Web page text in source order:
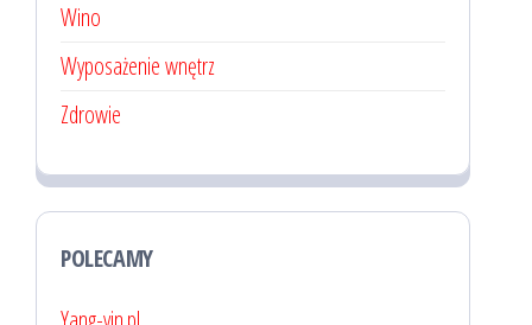
Wino
Wyposażenie wnętrz
Zdrowie
POLECAMY